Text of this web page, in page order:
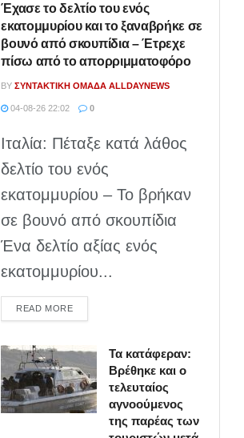
Έχασε το δελτίο του ενός
εκατομμυρίου και το ξαναβρήκε σε
βουνό από σκουπίδια – Έτρεχε
πίσω από το απορριμματοφόρο
BY ΣΥΝΤΑΚΤΙΚΉ ΟΜΆΔΑ ALLDAYNEWS
04-08-26 22:02 0
Ιταλία: Πέταξε κατά λάθος
δελτίο του ενός
εκατομμυρίου – Το βρήκαν
σε βουνό από σκουπίδια
Ένα δελτίο αξίας ενός
εκατομμυρίου...
READ MOREDETAILS
Τα κατάφεραν:
Βρέθηκε και ο
τελευταίος
αγνοούμενος
της παρέας των